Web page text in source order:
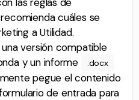
cuáles se
a Utilidad.
versión compatible
y un informe
.docx
pegue el contenido
de entrada para